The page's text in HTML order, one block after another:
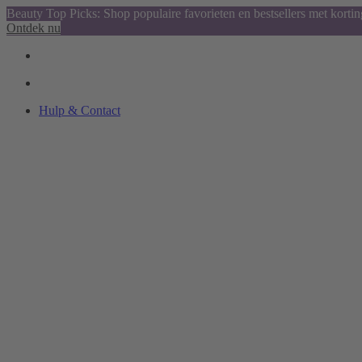
Beauty Top Picks: Shop populaire favorieten en bestsellers met
Ontdek nu
Hulp & Contact